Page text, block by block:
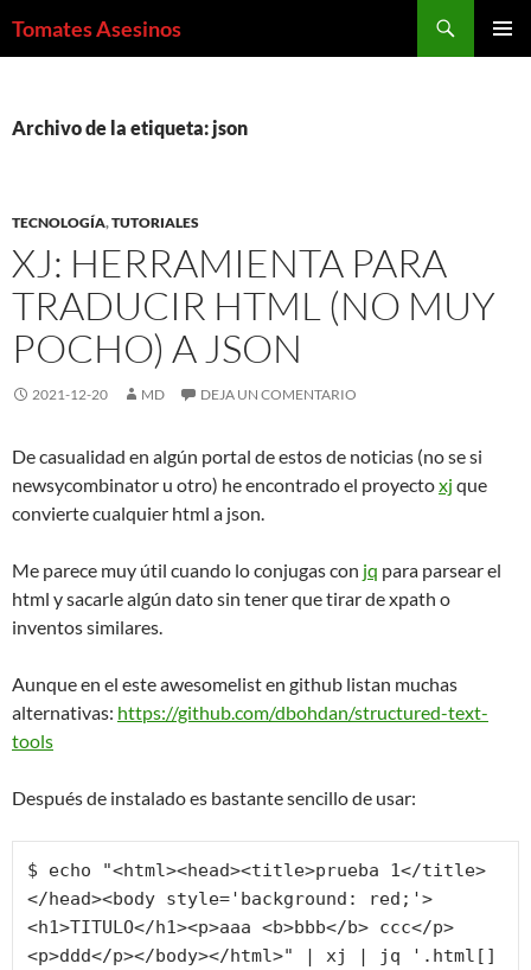
Tomates Asesinos
Archivo de la etiqueta: json
TECNOLOGÍA,TUTORIALES
XJ: HERRAMIENTA PARA
TRADUCIR HTML (NO MUY
POCHO) A JSON
2021-12-20 MD DEJA UN COMENTARIO
De casualidad en algún portal de estos de noticias (no se si
newsycombinator u otro) he encontrado el proyectoxj que
convierte cualquier html a json.
Me parece muy útil cuando lo conjugas con jq para parsear el
html y sacarle algún dato sin tener que tirar de xpath o
inventos similares.
Aunque en el este awesomelist en github listan muchas
alternativas: https://github.com/dbohdan/structured-text-
tools
Después de instalado es bastante sencillo de usar:
$ echo "<html><head><title>prueba 1</title>
</head><body style='background: red;'>
<h1>TITULO</h1><p>aaa <b>bbb</b> ccc</p>
<p>ddd</p></body></html>" | xj | jq '.html[]